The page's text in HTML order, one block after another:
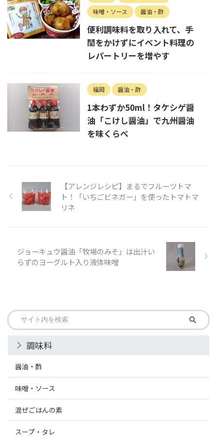
味噌・ソース
醤油・酢
便利調味料を取り入れて、手
間をかけずにイベント料理の
レパートリーを増やす
福岡 醤油・酢
1本わずか50ml！タケシゲ醤
油「こけし醤油」で九州醤油
を味くらべ
【アレンジレシピ】まるでフルーツトマ
ト！「いちごビネガー」を使ったトマトマ
リネ
ジョーキュウ醤油「牧場のみそ」は出汁い
らずのヨーグルト入り液体味噌
調味料
醤油・酢
味噌・ソース
混ぜごはんの素
スープ・タレ